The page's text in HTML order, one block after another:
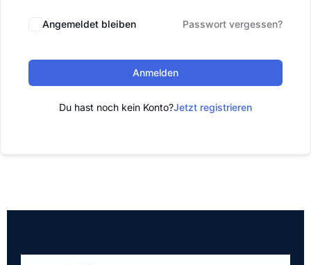
Angemeldet bleiben Passwort vergessen?
Anmelden
Du hast noch kein Konto?Jetzt registrieren